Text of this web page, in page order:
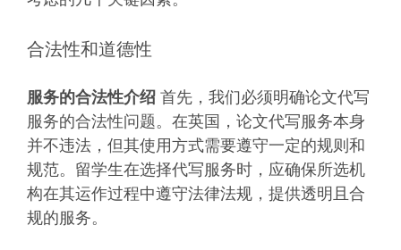
合法性和道德性
服务的合法性介绍 首先，我们必须明确论文代写
服务的合法性问题。在英国，论文代写服务本身
并不违法，但其使用方式需要遵守一定的规则和
规范。留学生在选择代写服务时，应确保所选机
构在其运作过程中遵守法律法规，提供透明且合
规的服务。